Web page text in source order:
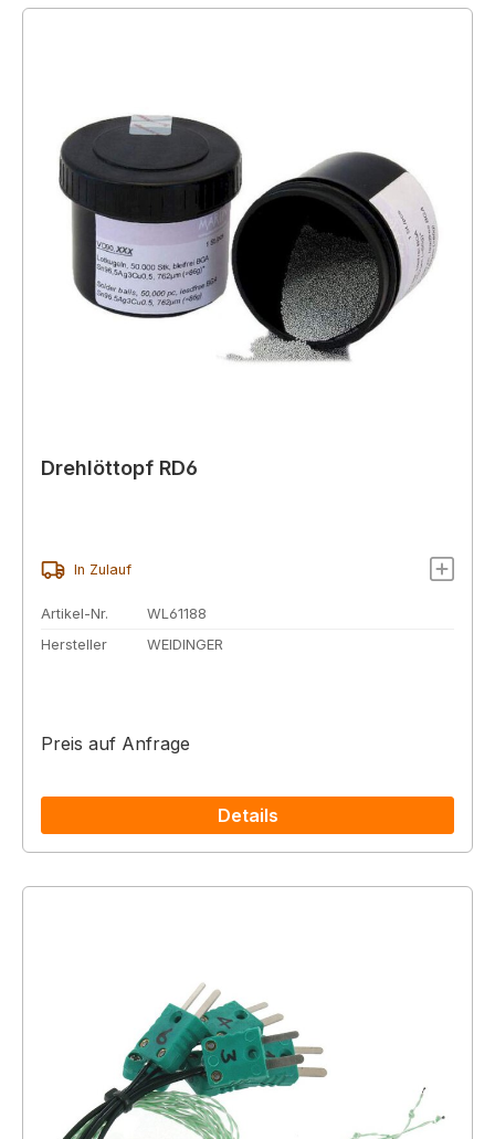
Drehlöttopf RD6
In Zulauf
Artikel-Nr.
WL61188
Hersteller
WEIDINGER
Preis auf Anfrage
Details